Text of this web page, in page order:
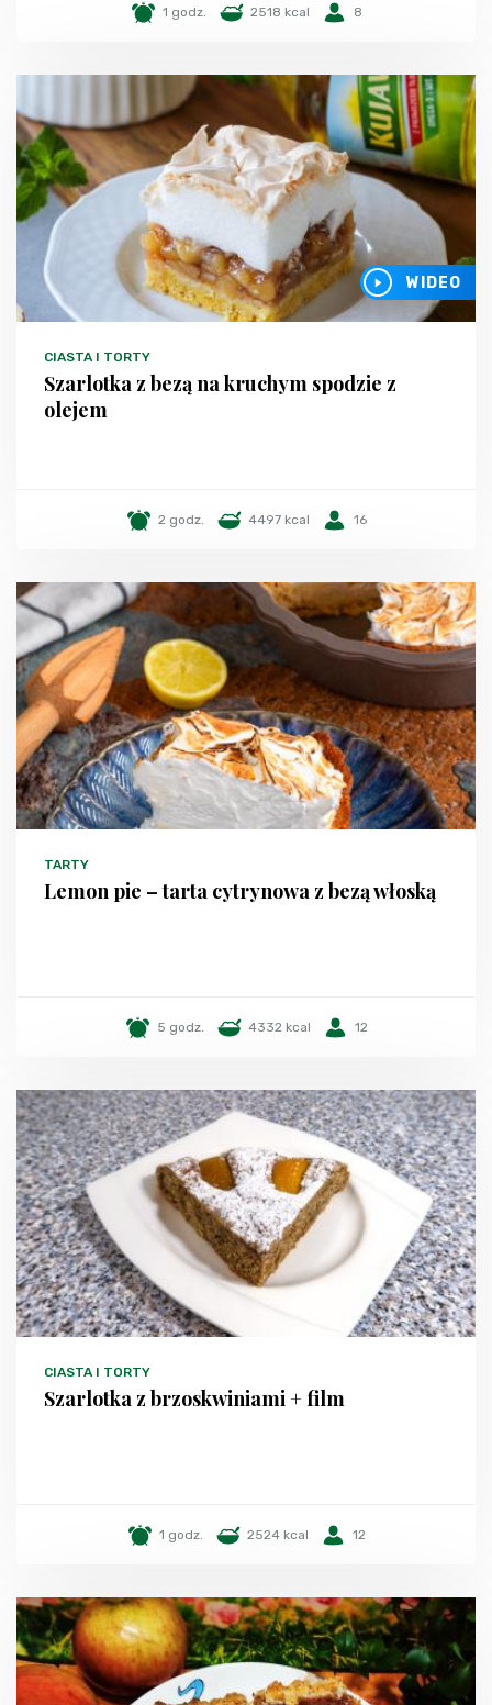
1 godz. 2518 kcal 8
WIDEO
CIASTA I TORTY
Szarlotka z bezą na kruchym spodzie z
olejem
2 godz. 4497 kcal 16
TARTY
Lemon pie – tarta cytrynowa z bezą włoską
5 godz. 4332 kcal 12
CIASTA I TORTY
Szarlotka z brzoskwiniami + film
1 godz. 2524 kcal 12